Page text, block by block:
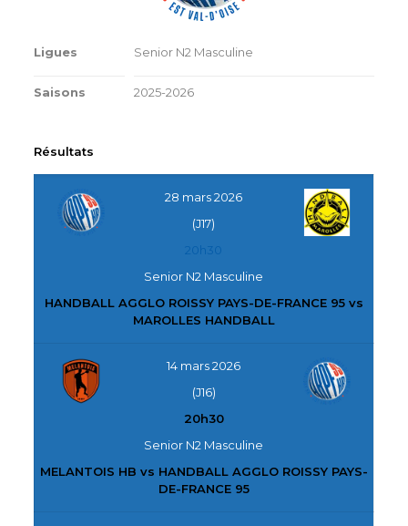
Ligues Senior N2 Masculine
Saisons 2025-2026
Résultats
28 mars 2026
(J17)
20h30
Senior N2 Masculine
HANDBALL AGGLO ROISSY PAYS-DE-FRANCE 95 vs
MAROLLES HANDBALL
14 mars 2026
(J16)
20h30
Senior N2 Masculine
MELANTOIS HB vs HANDBALL AGGLO ROISSY PAYS-
DE-FRANCE 95